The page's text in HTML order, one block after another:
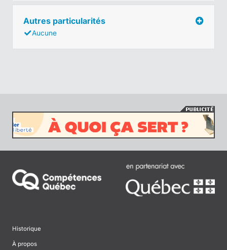
Autres particularités
Aucune
Historique
À propos